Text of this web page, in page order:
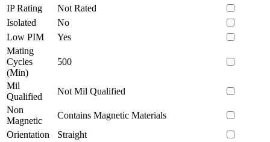
IP Rating
Not Rated
Isolated
No
Low PIM
Yes
Mating
Cycles
(Min)
500
Mil
Qualified
Not Mil Qualified
Non
Magnetic
Contains Magnetic Materials
Orientation
Straight